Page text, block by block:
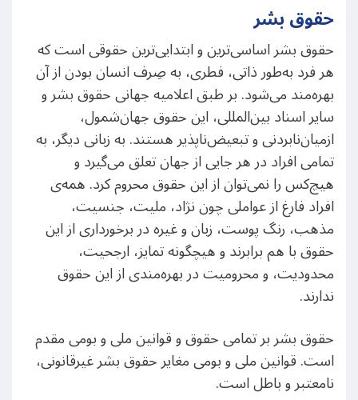
حقوق بشر
حقوق بشر اساسی‌ترین و ابتدایی‌ترین حقوقی است که
هر فرد به‌طور ذاتی، فطری، به صِرف انسان بودن از آن
بهره‌مند می‌شود. بر طبق اعلامیه جهانی حقوق بشر و
سایر اسناد بین‌المللی، این حقوق جهان‌شمول،
ازمیان‌نابردنی و تبعیض‌ناپذیر هستند. به زبانی دیگر، به
تمامی افراد در هر جایی از جهان تعلق می‌گیرد و
هیچ‌کس را نمی‌توان از این حقوق محروم کرد. همه‌ی
افراد فارغ از عواملی چون نژاد، ملیت، جنسیت،
مذهب، رنگ پوست، زبان و غیره در برخورداری از این
حقوق با هم برابرند و هیچگونه تمایز، ارجحیت،
محدودیت، و محرومیت در بهره‌مندی از این حقوق
ندارند.
حقوق بشر بر تمامی حقوق و قوانین ملی و بومی مقدم
است. قوانین ملی و بومی مغایر حقوق بشر غیرقانونی،
نامعتبر و باطل است.